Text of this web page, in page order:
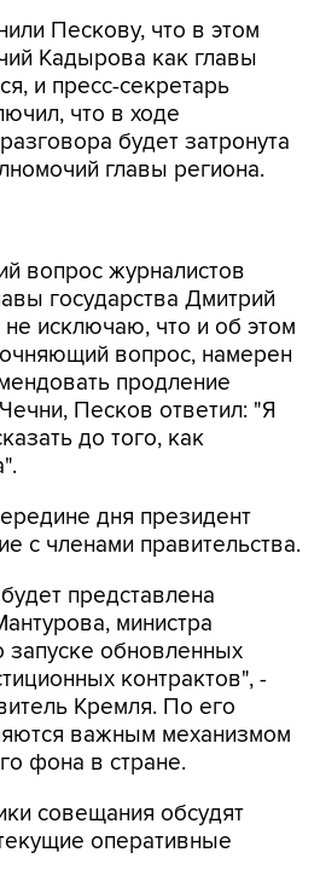
Пескову, что в этом
Кадырова как главы
и пресс-секретарь
что в ходе
будет затронута
главы региона.
исключаю, что и об этом
вопрос, намерен
продление
Песков ответил: "Я
до того, как
дня президент
представлена
обновленных
контрактов", -
Кремля. По его
важным механизмом
фона в стране.
совещания обсудят
вечером у президента